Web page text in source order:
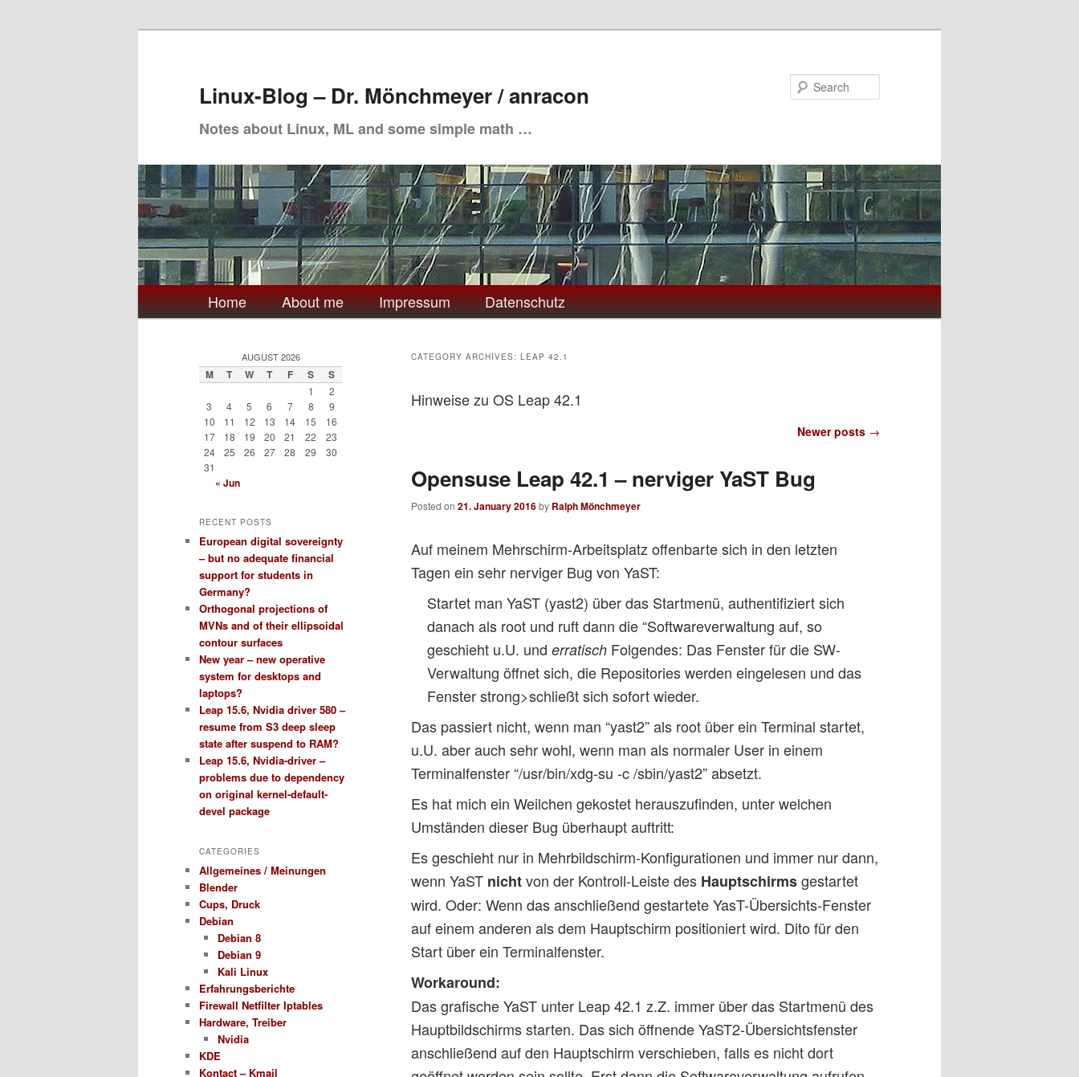
Linux-Blog – Dr. Mönchmeyer / anracon
Notes about Linux, ML and some simple math …
Main
menu
Home About me Impressum Datenschutz
CATEGORY ARCHIVES: LEAP 42.1
Hinweise zu OS Leap 42.1
Newer posts →
Opensuse Leap 42.1 – nerviger YaST Bug
Posted on 21. January 2016by Ralph Mönchmeyer
Auf meinem Mehrschirm-Arbeitsplatz offenbarte sich in den letzten
Tagen ein sehr nerviger Bug von YaST:
Startet man YaST (yast2) über das Startmenü, authentifiziert sich
danach als root und ruft dann die “Softwareverwaltung auf, so
geschieht u.U. und erratisch Folgendes: Das Fenster für die SW-
Verwaltung öffnet sich, die Repositories werden eingelesen und das
Fenster strong>schließt sich sofort wieder.
Das passiert nicht, wenn man “yast2” als root über ein Terminal startet,
u.U. aber auch sehr wohl, wenn man als normaler User in einem
Terminalfenster “/usr/bin/xdg-su -c /sbin/yast2” absetzt.
Es hat mich ein Weilchen gekostet herauszufinden, unter welchen
Umständen dieser Bug überhaupt auftritt:
Es geschieht nur in Mehrbildschirm-Konfigurationen und immer nur dann,
wenn YaST nichtvon der Kontroll-Leiste des Hauptschirmsgestartet
wird. Oder: Wenn das anschließend gestartete YasT-Übersichts-Fenster
auf einem anderen als dem Hauptschirm positioniert wird. Dito für den
Start über ein Terminalfenster.
Workaround:
Das grafische YaST unter Leap 42.1 z.Z. immer über das Startmenü des
Hauptbildschirms starten. Das sich öffnende YaST2-Übersichtsfenster
anschließend auf den Hauptschirm verschieben, falls es nicht dort
AUGUST 2026
M T W T F S S
1
2
3
4 5 6 7 8
9
10
11 12 13 14 15
16
17
18 19 20 21 22
23
24
25 26 27 28 29
30
31
« Jun
RECENT POSTS
European digital sovereignty
– but no adequate financial
support for students in
Germany?
Orthogonal projections of
MVNs and of their ellipsoidal
contour surfaces
New year – new operative
system for desktops and
laptops?
Leap 15.6, Nvidia driver 580 –
resume from S3 deep sleep
state after suspend to RAM?
Leap 15.6, Nvidia-driver –
problems due to dependency
on original kernel-default-
devel package
CATEGORIES
Allgemeines / Meinungen
Blender
Cups, Druck
Debian
Debian 8
Debian 9
Kali Linux
Erfahrungsberichte
Firewall Netfilter Iptables
Hardware, Treiber
Nvidia
KDE
Kontact – Kmail